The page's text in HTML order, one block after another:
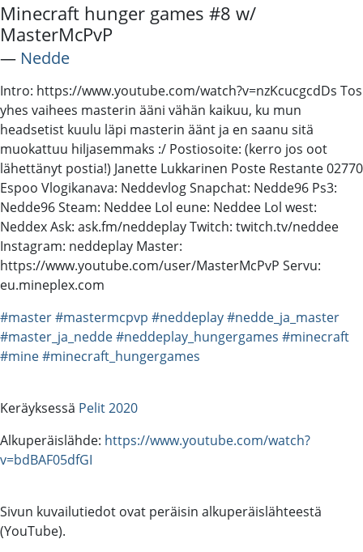
Minecraft hunger games #8 w/
MasterMcPvP
― Nedde
Intro: https://www.youtube.com/watch?v=nzKcucgcdDs Tos
yhes vaihees masterin ääni vähän kaikuu, ku mun
headsetist kuulu läpi masterin äänt ja en saanu sitä
muokattuu hiljasemmaks :/ Postiosoite: (kerro jos oot
lähettänyt postia!) Janette Lukkarinen Poste Restante 02770
Espoo Vlogikanava: Neddevlog Snapchat: Nedde96 Ps3:
Nedde96 Steam: Neddee Lol eune: Neddee Lol west:
Neddex Ask: ask.fm/neddeplay Twitch: twitch.tv/neddee
Instagram: neddeplay Master:
https://www.youtube.com/user/MasterMcPvP Servu:
eu.mineplex.com
#master#mastermcpvp #neddeplay#nedde_ja_master
#master_ja_nedde#neddeplay_hungergames #minecraft
#mine#minecraft_hungergames
Keräyksessä Pelit 2020
Alkuperäislähde: https://www.youtube.com/watch?
v=bdBAF05dfGI
Sivun kuvailutiedot ovat peräisin alkuperäislähteestä
(YouTube).